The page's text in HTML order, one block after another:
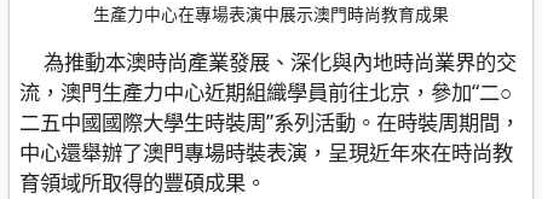
生產力中心在專場表演中展示澳門時尚教育成果
為推動本澳時尚產業發展、深化與內地時尚業界的交
流，澳門生產力中心近期組織學員前往北京，參加“二○
二五中國國際大學生時裝周”系列活動。在時裝周期間，
中心還舉辦了澳門專場時裝表演，呈現近年來在時尚教
育領域所取得的豐碩成果。